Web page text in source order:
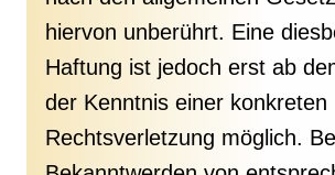
hiervon unberührt. Eine
Haftung ist jedoch erst ab
der Kenntnis einer konkreten
Rechtsverletzung möglich.